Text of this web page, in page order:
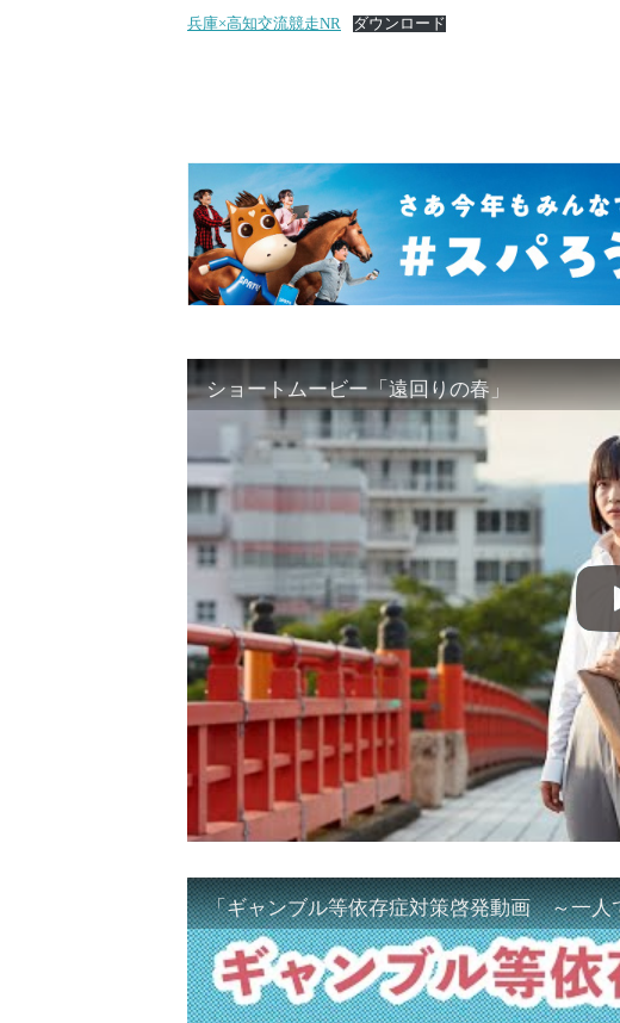
兵庫×高知交流競走NR ダウンロード
ショートムービー「遠回りの春」